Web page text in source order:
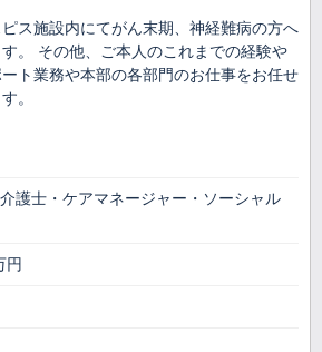
ス施設内にてがん末期、神経難病の方へ
。 その他、ご本人のこれまでの経験や
ト業務や本部の各部門のお仕事をお任せ
。
護士・ケアマネージャー・ソーシャル
円